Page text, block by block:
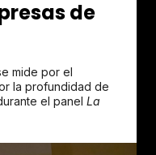
de
mide por el
la profundidad de
el panel La